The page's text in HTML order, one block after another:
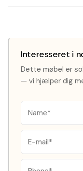
Interesseret i
Dette møbel er
— vi hjælper dig